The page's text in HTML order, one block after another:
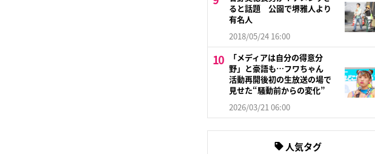
ると話題 公園で堺雅人より
有名人
2018/05/24 16:00
「メディアは自分の得意分
野」と豪語も…フワちゃん
活動再開後初の生放送の場で
見せた“騒動前からの変化”
2026/03/21 06:00
人気タグ